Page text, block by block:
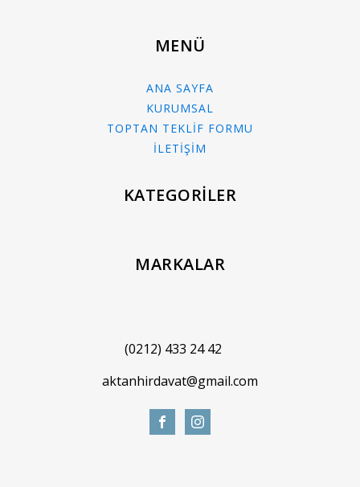
MENÜ
ANA SAYFA
KURUMSAL
TOPTAN TEKLİF FORMU
İLETİŞİM
KATEGORİLER
MARKALAR
(0212) 433 24 42
aktanhirdavat@gmail.com